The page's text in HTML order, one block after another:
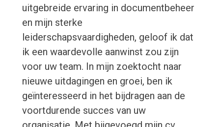
uitgebreide ervaring in documentbeheer
en mijn sterke
leiderschapsvaardigheden, geloof ik dat
ik een waardevolle aanwinst zou zijn
voor uw team. In mijn zoektocht naar
nieuwe uitdagingen en groei, ben ik
geïnteresseerd in het bijdragen aan de
voortdurende succes van uw